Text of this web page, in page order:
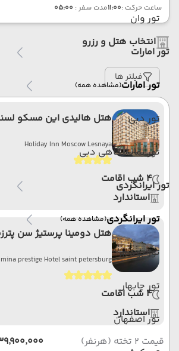
تور وان
تور امارات
تور امارات(مشاهده همه)
تور دبی
تور نمایشگاهی دبی
تور ایرانگردی
تور ایرانگردی(مشاهده همه)
تور بوشهر
تور چابهار
تور اصفهان
ساعت حرکت :11:00مدت سفر : 05:00
انتخاب هتل و رزرو
فیلتر ها
هتل هالیدی این مسکو
Holiday Inn Moscow Lesnaya
4 شب اقامت
استاندارد
هتل دومینا پرستیژ سن
prestige Hotel saint petersburg
4 شب اقامت
استاندارد
قیمت 2 تخته (هرنفر)
۳۹٬۹۰۰٬۰۰۰ تومان + ۷۸۰